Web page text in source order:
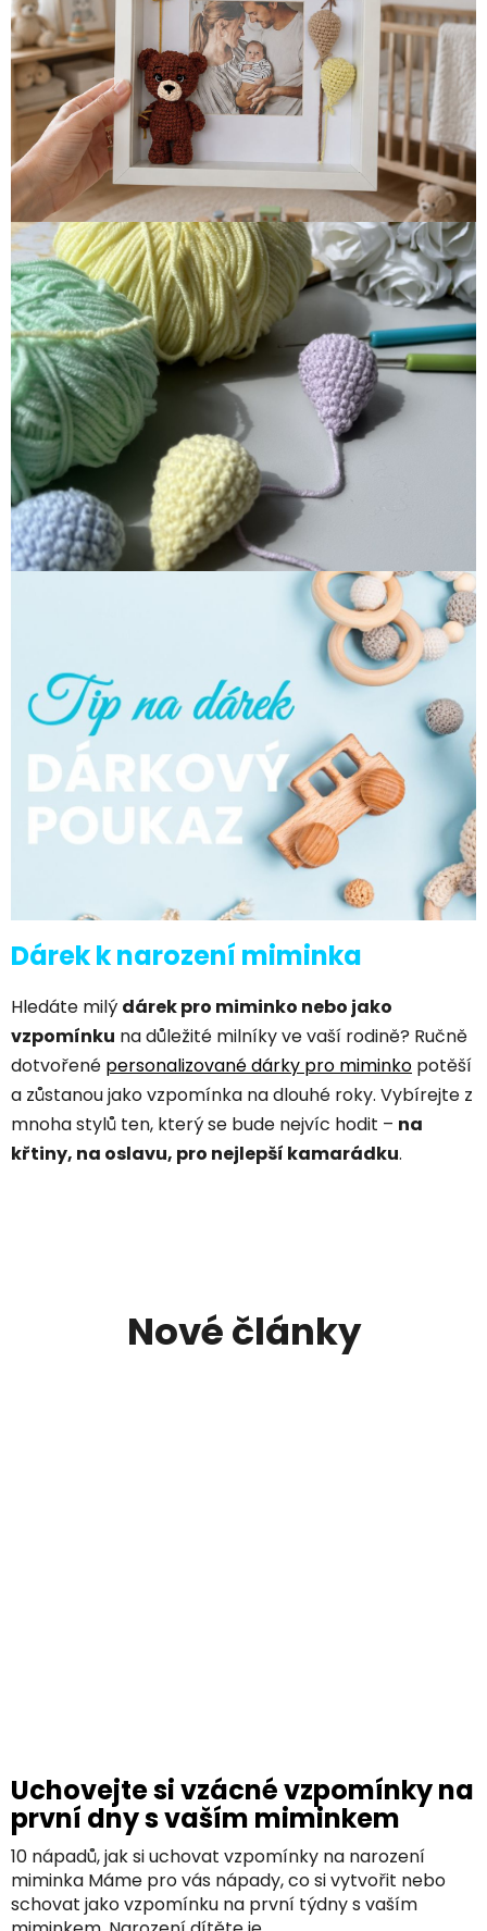
Dárek k narození miminka
Hledáte milý dárek pro miminko nebo jako
vzpomínku na důležité milníky ve vaší rodině? Ručně
dotvořené personalizované dárky pro miminko potěší
a zůstanou jako vzpomínka na dlouhé roky. Vybírejte z
mnoha stylů ten, který se bude nejvíc hodit – na
křtiny, na oslavu, pro nejlepší kamarádku.
Nové články
Uchovejte si vzácné vzpomínky na
první dny s vaším miminkem
10 nápadů, jak si uchovat vzpomínky na narození
miminka Máme pro vás nápady, co si vytvořit nebo
schovat jako vzpomínku na první týdny s vaším